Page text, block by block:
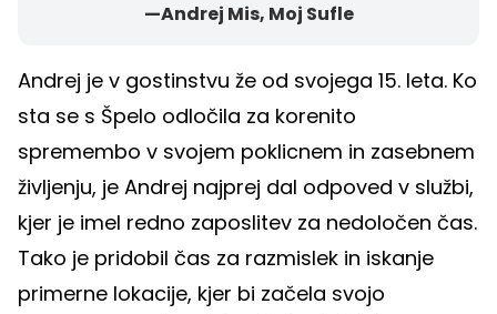
—Andrej Mis, Moj Sufle
Andrej je v gostinstvu že od svojega 15. leta. Ko
sta se s Špelo odločila za korenito
spremembo v svojem poklicnem in zasebnem
življenju, je Andrej najprej dal odpoved v službi,
kjer je imel redno zaposlitev za nedoločen čas.
Tako je pridobil čas za razmislek in iskanje
primerne lokacije, kjer bi začela svojo